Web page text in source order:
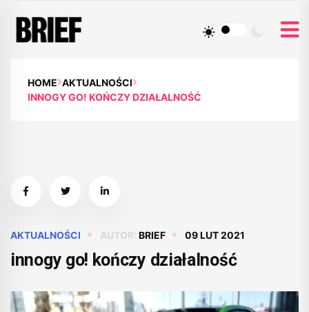
HOME AKTUALNOŚCI
INNOGY GO! KOŃCZY DZIAŁALNOŚĆ
AKTUALNOŚCI AUTOR: BRIEF 09 LUT 2021
innogy go! kończy działalność